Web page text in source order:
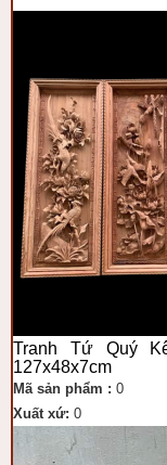
Tranh Tứ Quý
127x48x7cm
Mã sản phẩm : 0
Xuất xứ: 0